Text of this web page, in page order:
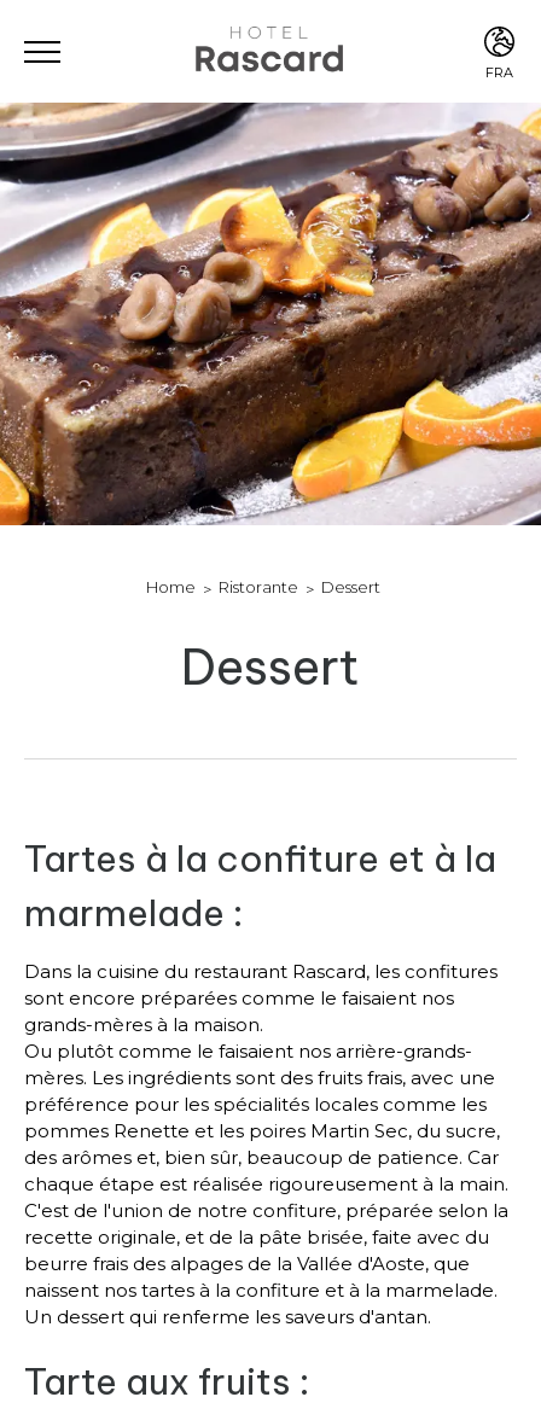
FRA
ENG
FRA
Home Ristorante Dessert
Dessert
Tartes à la confiture et à la
marmelade :
Dans la cuisine du restaurant Rascard, les confitures
sont encore préparées comme le faisaient nos
grands-mères à la maison.
Ou plutôt comme le faisaient nos arrière-grands-
mères. Les ingrédients sont des fruits frais, avec une
préférence pour les spécialités locales comme les
pommes Renette et les poires Martin Sec, du sucre,
des arômes et, bien sûr, beaucoup de patience. Car
chaque étape est réalisée rigoureusement à la main.
C'est de l'union de notre confiture, préparée selon la
recette originale, et de la pâte brisée, faite avec du
beurre frais des alpages de la Vallée d'Aoste, que
naissent nos tartes à la confiture et à la marmelade.
Un dessert qui renferme les saveurs d'antan.
Tarte aux fruits :